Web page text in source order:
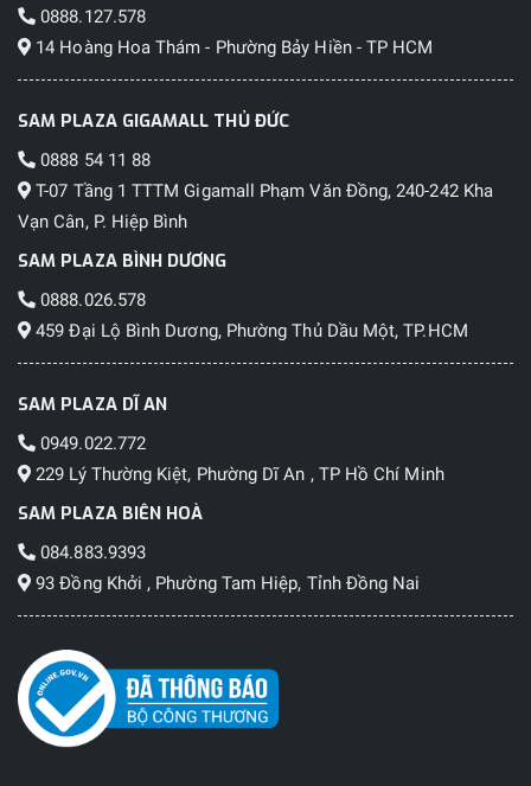
0888.127.578
14 Hoàng Hoa Thám - Phường Bảy Hiền - TP HCM
SAM PLAZA GIGAMALL THỦ ĐỨC
0888 54 11 88
T-07 Tầng 1 TTTM Gigamall Phạm Văn Đồng, 240-242 Kha
Vạn Cân, P. Hiệp Bình
SAM PLAZA BÌNH DƯƠNG
0888.026.578
459 Đại Lộ Bình Dương, Phường Thủ Dầu Một, TP.HCM
SAM PLAZA DĨ AN
0949.022.772
229 Lý Thường Kiệt, Phường Dĩ An , TP Hồ Chí Minh
SAM PLAZA BIÊN HOÀ
084.883.9393
93 Đồng Khởi , Phường Tam Hiệp, Tỉnh Đồng Nai